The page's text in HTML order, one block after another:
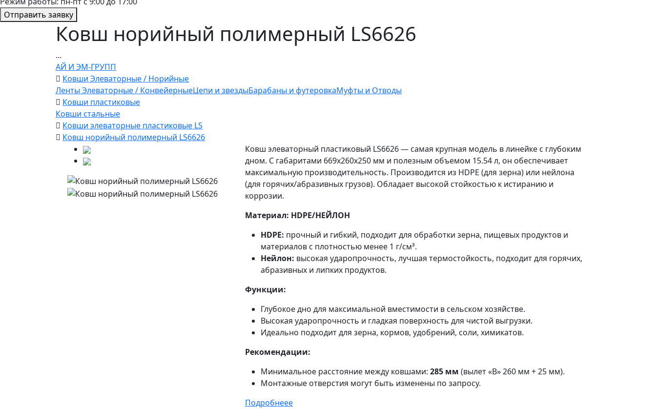
Отправить заявку
Ковш норийный полимерный LS6626
...
АЙ И ЭМ-ГРУПП
Ковши Элеваторные / Норийные
Ленты Элеваторные / КонвейерныеЦепи и звездыБарабаны и футеровкаМуфты и Отводы
Ковши пластиковые
Ковши стальные
Ковши элеваторные пластиковые LS
Ковш норийный полимерный LS6626
Ковш элеваторный пластиковый LS6626 — самая крупная модель в линейке с глубоким
дном. С габаритами 669x260x250 мм и полезным объемом 15.54 л, он обеспечивает
максимальную производительность. Производится из HDPE (для зерна) или нейлона
(для горячих/абразивных грузов). Обладает высокой стойкостью к истиранию и
коррозии.
Материал: HDPE/НЕЙЛОН
HDPE: прочный и гибкий, подходит для обработки зерна, пищевых продуктов и
материалов с плотностью менее 1 г/см³.
Нейлон: высокая ударопрочность, лучшая термостойкость, подходит для горячих,
абразивных и липких продуктов.
Функции:
Глубокое дно для максимальной вместимости в сельском хозяйстве.
Высокая ударопрочность и гладкая поверхность для чистой выгрузки.
Идеально подходит для зерна, кормов, удобрений, соли, химикатов.
Рекомендации:
Минимальное расстояние между ковшами: 285 мм (вылет «В» 260 мм + 25 мм).
Монтажные отверстия могут быть изменены по запросу.
Подробнеее